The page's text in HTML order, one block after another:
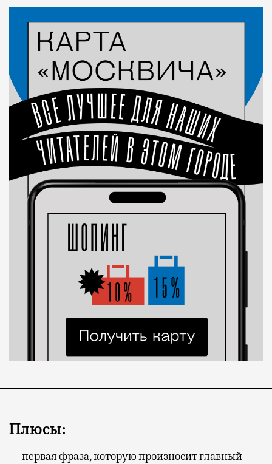
Плюсы:
— первая фраза, которую произносит главный